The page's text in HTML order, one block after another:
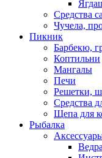
Средства
Чучела,
Пикник
Барбекю,
Коптильни
Мангалы
Печи
Решетки,
Средства
Щепа для
Рыбалка
Ведра